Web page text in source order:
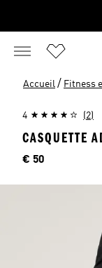
Accueil / Fitness
4 (2)
CASQUETTE
Price
€ 50